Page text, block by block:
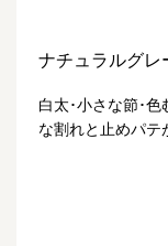
ナチュラルグレ
白太･小さな節･
な割れと止めパテ